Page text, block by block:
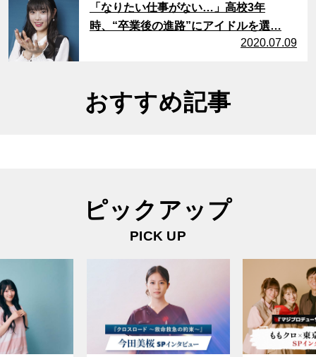
「なりたい仕事がない…」高校3年
時、“卒業後の進路”にアイドルを選…
2020.07.09
おすすめ記事
ピックアップ
PICK UP